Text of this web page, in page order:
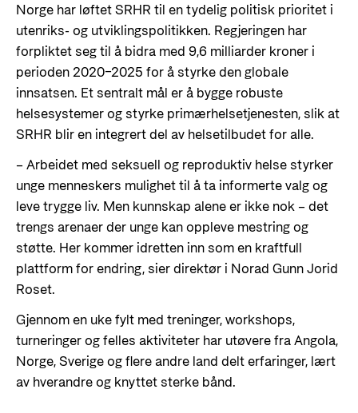
Norge har løftet SRHR til en tydelig politisk prioritet i
utenriks- og utviklingspolitikken. Regjeringen har
forpliktet seg til å bidra med 9,6 milliarder kroner i
perioden 2020–2025 for å styrke den globale
innsatsen. Et sentralt mål er å bygge robuste
helsesystemer og styrke primærhelsetjenesten, slik at
SRHR blir en integrert del av helsetilbudet for alle.
– Arbeidet med seksuell og reproduktiv helse styrker
unge menneskers mulighet til å ta informerte valg og
leve trygge liv. Men kunnskap alene er ikke nok – det
trengs arenaer der unge kan oppleve mestring og
støtte. Her kommer idretten inn som en kraftfull
plattform for endring, sier direktør i Norad Gunn Jorid
Roset.
Gjennom en uke fylt med treninger, workshops,
turneringer og felles aktiviteter har utøvere fra Angola,
Norge, Sverige og flere andre land delt erfaringer, lært
av hverandre og knyttet sterke bånd.